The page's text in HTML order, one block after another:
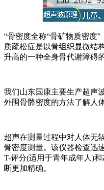
“骨密度全称“骨矿物质密度
质疏松症是以骨组织显微结
升高的一种全身骨代谢障碍
我们山东国康主要生产超声
外围骨骼密度的方法了解人
超声在测量过程中对人体无
骨密度测量。该仪器检查迅
T-评分(适用于青年成年人)
断更加精确。